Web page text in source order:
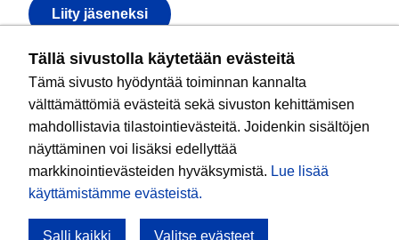
Tällä sivustolla käytetään evästeitä
Tämä sivusto hyödyntää toiminnan kannalta
välttämättömiä evästeitä sekä sivuston kehittämisen
mahdollistavia tilastointievästeitä. Joidenkin sisältöjen
näyttäminen voi lisäksi edellyttää
markkinointievästeiden hyväksymistä. Lue lisää
käyttämistämme evästeistä.​​​​​​
Salli kaikki Valitse evästeet
Liity jäseneksi
Tietoa evästeistä
Kansallinen senioriliitto ryon valtakunnallinen
eläkeläisjärjestö, joka edistää ikääntyvien ja
eläkeläisten sosiaalista turvallisuutta ja hyvinvointia
sekä valvoo heidän oikeuksiaan liiton arvoja
noudattaen. Liitto on puolueisiin kuulumaton.